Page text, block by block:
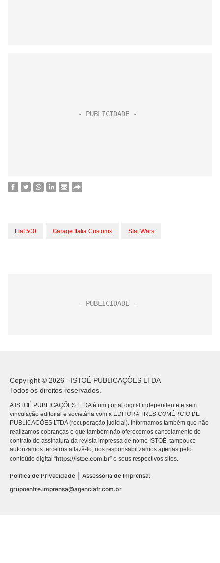
Fiat 500 Garage Italia Customs Star Wars
Copyright © 2026 - ISTOÉ PUBLICAÇÕES LTDA
Todos os direitos reservados.
A ISTOÉ PUBLICAÇÕES LTDA é um portal digital independente e sem
vinculação editorial e societária com a EDITORA TRES COMÉRCIO DE
PUBLICACÕES LTDA (recuperação judicial). Informamos também que não
realizamos cobranças e que também não oferecemos cancelamento do
contrato de assinatura da revista impressa de nome ISTOÉ, tampouco
autorizamos terceiros a fazê-lo, nos responsabilizamos apenas pelo
conteúdo digital “https://istoe.com.br” e seus respectivos sites.
Política de Privacidade
Assessoria de Imprensa:
grupoentre.imprensa@agenciafr.com.br